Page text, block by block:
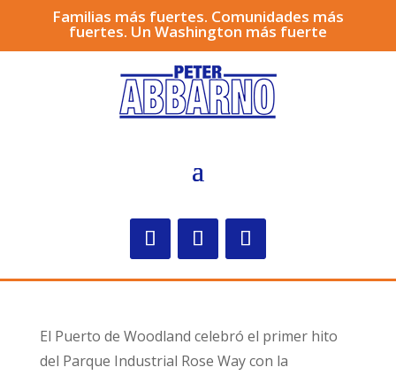
Familias más fuertes. Comunidades más
fuertes. Un Washington más fuerte
El Puerto de Woodland celebró el primer hito
del Parque Industrial Rose Way con la